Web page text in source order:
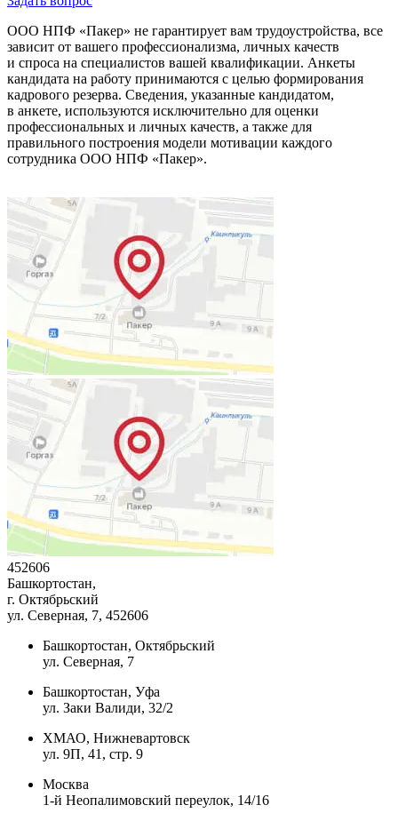
ООО НПФ «Пакер» не гарантирует вам трудоустройства, все
зависит от вашего профессионализма, личных качеств
и спроса на специалистов вашей квалификации. Анкеты
кандидата на работу принимаются с целью формирования
кадрового резерва. Сведения, указанные кандидатом,
в анкете, используются исключительно для оценки
профессиональных и личных качеств, а также для
правильного построения модели мотивации каждого
сотрудника ООО НПФ «Пакер».
452606
Башкортостан,
г. Октябрьский
ул. Северная, 7, 452606
Башкортостан, Октябрьский
ул. Северная, 7
Башкортостан, Уфа
ул. Заки Валиди, 32/2
ХМАО, Нижневартовск
ул. 9П, 41, стр. 9
Москва
1-й Неопалимовский переулок, 14/16